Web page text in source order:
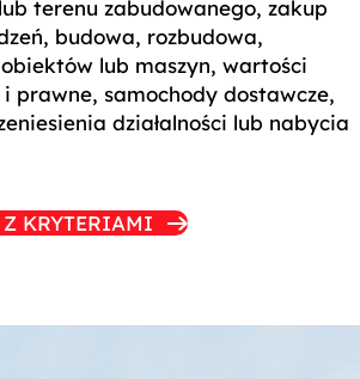
terenu zabudowanego, zakup
budowa, rozbudowa,
lub maszyn, wartości
prawne, samochody dostawcze,
działalności lub nabycia
KRYTERIAMI